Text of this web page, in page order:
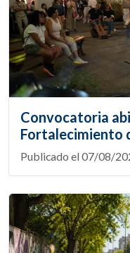
Convocatoria
Fortalecimiento
Publicado el 07/08/